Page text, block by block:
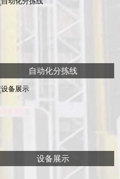
自动化分拣线
设备展示